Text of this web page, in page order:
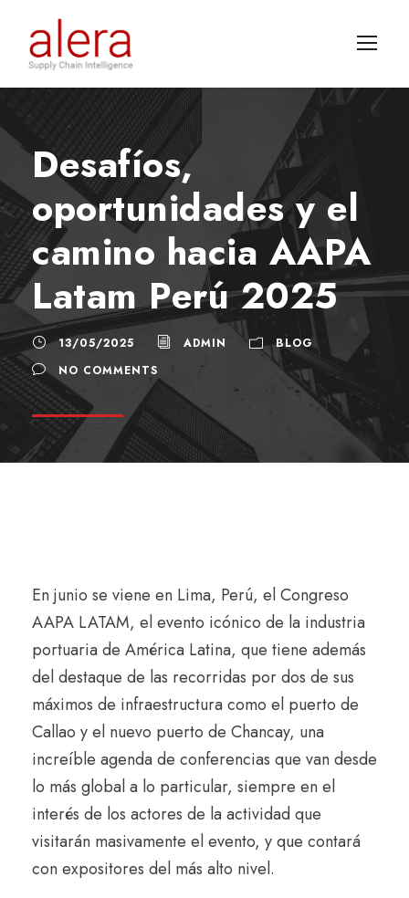
Desafíos,
oportunidades y el
camino hacia AAPA
Latam Perú 2025
13/05/2025 ADMIN
BLOG
NO COMMENTS
En junio se viene en Lima, Perú, el Congreso
AAPA LATAM, el evento icónico de la industria
portuaria de América Latina, que tiene además
del destaque de las recorridas por dos de sus
máximos de infraestructura como el puerto de
Callao y el nuevo puerto de Chancay, una
increíble agenda de conferencias que van desde
lo más global a lo particular, siempre en el
interés de los actores de la actividad que
visitarán masivamente el evento, y que contará
con expositores del más alto nivel.